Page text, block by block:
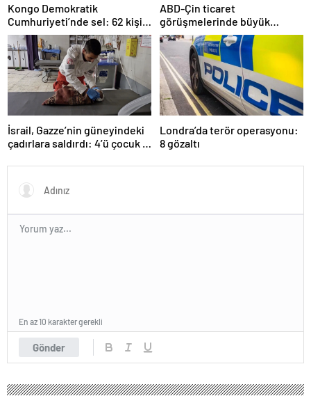
Kongo Demokratik
Cumhuriyeti’nde sel: 62 kişi
hayatını kaybetti
ABD-Çin ticaret
görüşmelerinde büyük
ilerleme
İsrail, Gazze’nin güneyindeki
çadırlara saldırdı: 4’ü çocuk 8
Londra’da terör operasyonu:
8 gözaltı
Gönder
En az 10 karakter gerekli